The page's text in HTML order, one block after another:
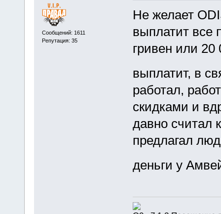
Сообщений: 1611
Репутация: 35
Не желает
выплатит все
гривен или 20
выплатит, в
работал,
скидками и
давно считал
предлагал
деньги у